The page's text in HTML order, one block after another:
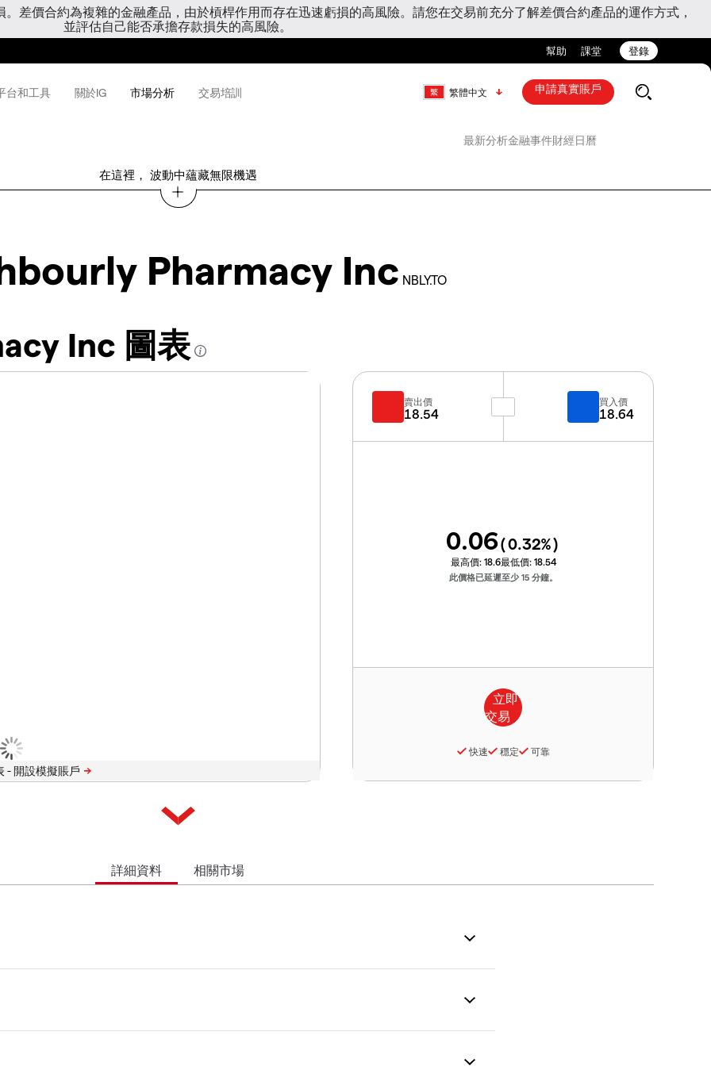
差價合約為複雜的金融產品，由於槓桿作用而存在迅速虧損的高風險。請您在交易前充分了解差價合約產品的運作方式，
並評估自己能否承擔存款損失的高風險。
幫助 課堂 登錄
台和工具 關於IG 市場分析 交易培訓 繁體中文 申請真實賬戶
最新分析金融事件財經日曆
在這裡， 波動中蘊藏無限機遇
Pharmacy Inc NBLY.TO
Inc 圖表
-
賣出價
18.54
買入價
18.64
0.06(0.32%)
最高價: 18.6最低價: 18.54
此價格已延遲至少 15 分鐘。
快速 穩定 可靠
詳細資料 相關市場